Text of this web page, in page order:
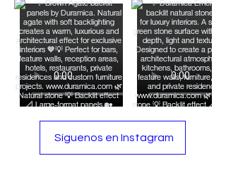
Durabilidad e
Innovación para
Fachadas
Síguenos en Instagram